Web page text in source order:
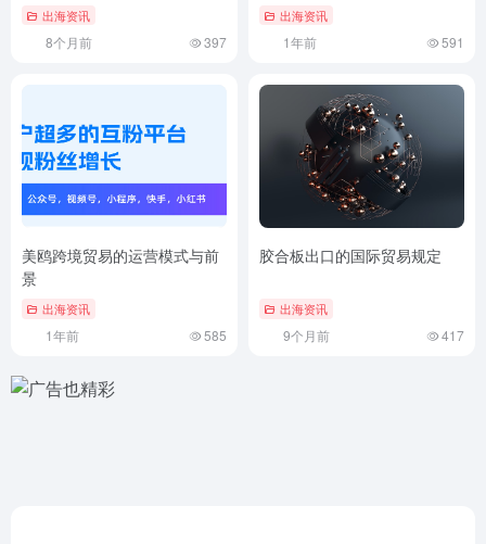
出海资讯
8个月前 397
出海资讯
1年前 591
美鸥跨境贸易的运营模式与前
景
出海资讯
1年前 585
胶合板出口的国际贸易规定
出海资讯
9个月前 417